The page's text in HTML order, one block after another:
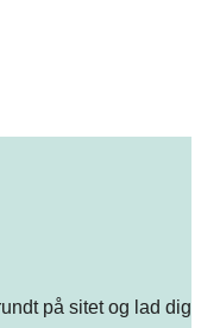
på sitet og lad dig